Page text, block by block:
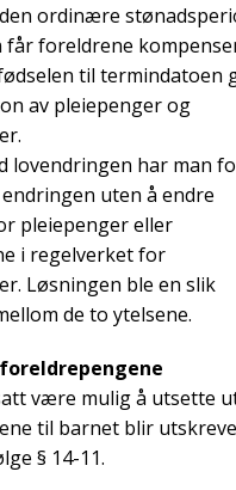
ordinære
får foreldrene
til termindatoen
av pleiepenger og
lovendringen har man
uten å endre
pleiepenger eller
i regelverket for
Løsningen ble en slik
de to ytelsene.
være mulig å utsette
til barnet blir
§ 14-11.